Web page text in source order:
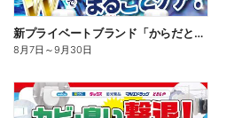
新プライベートブランド「からだとくらしに+1(プラスワン)」よりモンダミン口内トータルケア登場!
8月7日 ～9月30日